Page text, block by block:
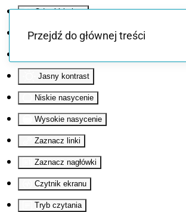
Odwróć kolory
Monochromatyczny
Jasny kontrast
Niskie nasycenie
Wysokie nasycenie
Zaznacz linki
Zaznacz nagłówki
Czytnik ekranu
Tryb czytania
Przejdź do głównej treści